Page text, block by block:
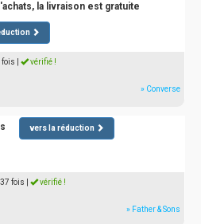
la livraison est gratuite
fois vérifié !
» Converse
vers la réduction
fois vérifié !
» Father & Sons